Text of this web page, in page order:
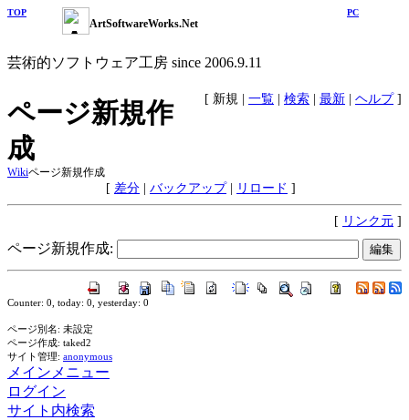
TOP PC
ArtSoftwareWorks.Net
芸術的ソフトウェア工房 since 2006.9.11
[ 新規 | 一覧 | 検索 | 最新 | ヘルプ]
ページ新規作
成
Wikiページ新規作成
[ 差分 | バックアップ| リロード ]
[ リンク元 ]
ページ新規作成:
Counter: 0, today: 0, yesterday: 0
ページ別名: 未設定
ページ作成: taked2
サイト管理: anonymous
メインメニュー
ログイン
サイト内検索